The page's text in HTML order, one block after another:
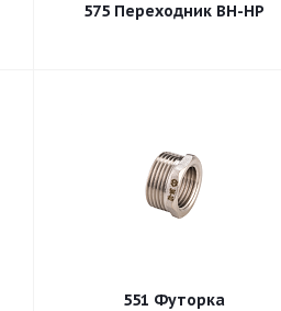
575 Переходник ВН-НР
551 Футорка